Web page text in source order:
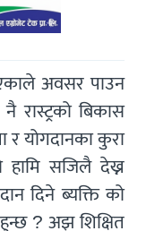
अवसर पाउन
रास्ट्रको बिकास
र योगदानका कुरा
हामि सजिलै देख्न
दिने ब्यक्ति को
? अझ शिक्षित